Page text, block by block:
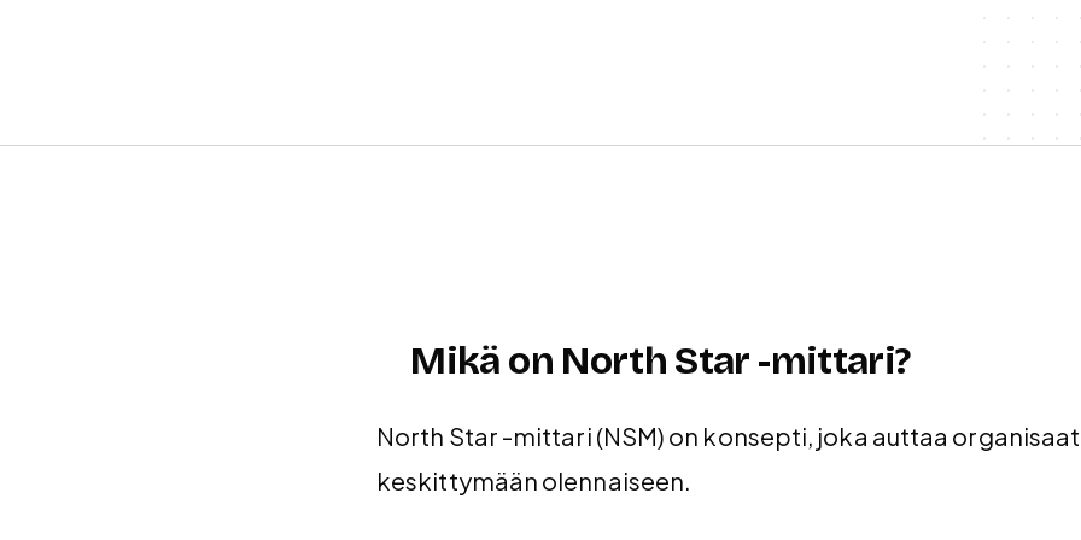
Mikä on North Star -mittari?
North Star -mittari (NSM) on konsepti, joka auttaa
keskittymään olennaiseen.